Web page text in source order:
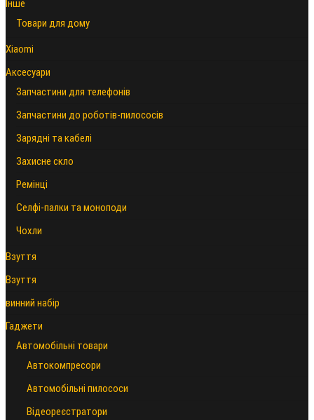
Iнше
Товари для дому
Xiaomi
Аксесуари
Запчастини для телефонів
Запчастини до роботів-пилососів
Зарядні та кабелі
Захисне скло
Ремінці
Селфі-палки та моноподи
Чохли
Взуття
Взуття
винний набір
Гаджети
Автомобільні товари
Автокомпресори
Автомобільні пилососи
Відеореєстратори